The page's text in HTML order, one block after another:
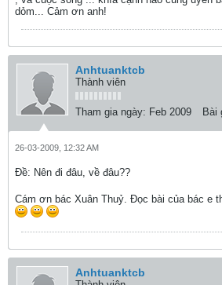
dỏm... Cảm ơn anh!
Anhtuanktcb
Thành viên
Tham gia ngày: Feb 2009 Bài
26-03-2009, 12:32 AM
Ðề: Nên đi đâu, về đâu??
Cám ơn bác Xuân Thuỷ. Đọc bài của bác e
Anhtuanktcb